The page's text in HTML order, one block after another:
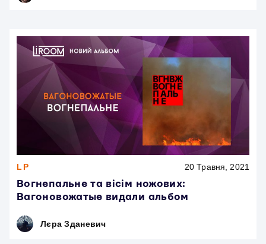
LP 20 Травня, 2021
Вогнепальне та вісім ножових:
Вагоновожатые видали альбом
Лєра Зданевич